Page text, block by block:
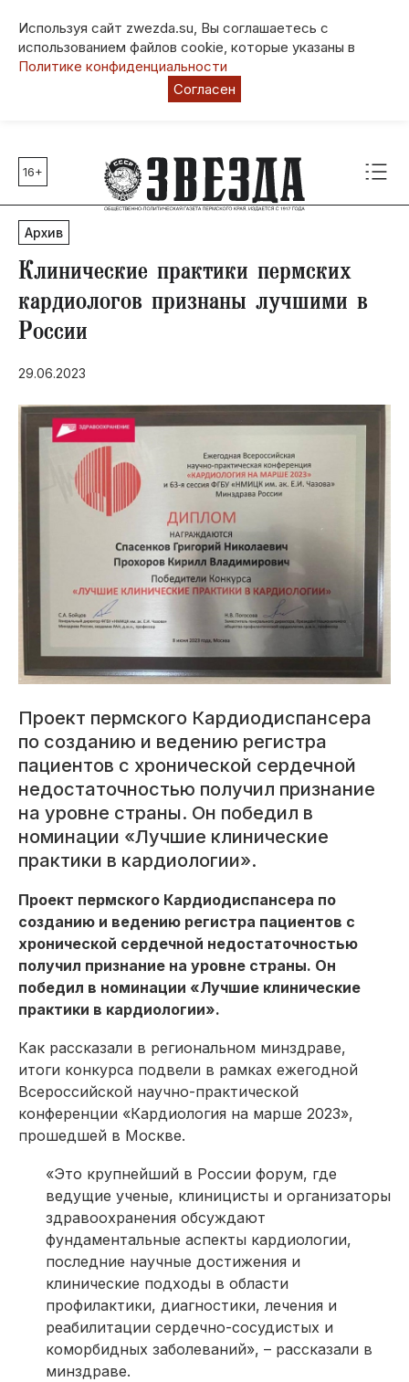
Используя сайт zwezda.su, Вы соглашаетесь с
использованием файлов cookie, которые указаны в
Политике конфиденциальности
Согласен
Главные темы
80 лет Победы
Молодежная столица РФ
СВО
Социальная поддержка
Инфраструктура
Благоустройство
16+
Архив
Клинические практики пермских
кардиологов признаны лучшими в
России
29.06.2023
Проект пермского Кардиодиспансера
по созданию и ведению регистра
пациентов с хронической сердечной
недостаточностью получил признание
на уровне страны. Он победил в
номинации «Лучшие клинические
практики в кардиологии».
Проект пермского Кардиодиспансера по
созданию и ведению регистра пациентов с
хронической сердечной недостаточностью
получил признание на уровне страны. Он
победил в номинации «Лучшие клинические
практики в кардиологии».
Как рассказали в региональном минздраве,
итоги конкурса подвели в рамках ежегодной
Всероссийской научно-практической
конференции «Кардиология на марше 2023»,
прошедшей в Москве.
«Это крупнейший в России форум, где
ведущие ученые, клиницисты и организаторы
здравоохранения обсуждают
фундаментальные аспекты кардиологии,
последние научные достижения и
клинические подходы в области
профилактики, диагностики, лечения и
реабилитации сердечно-сосудистых и
коморбидных заболеваний», – рассказали в
минздраве.